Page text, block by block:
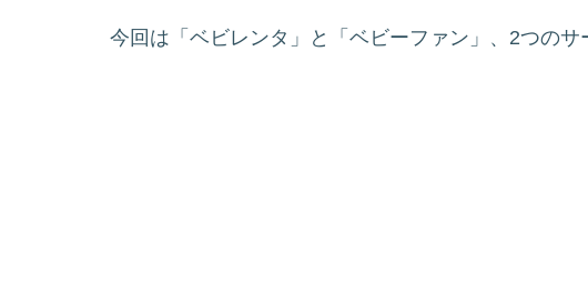
今回は「ベビレンタ」と「ベビーファン」、2つのサ